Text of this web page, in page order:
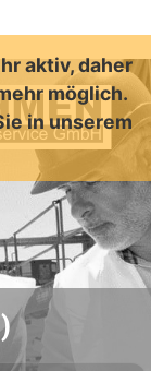
aktiv, daher
möglich.
in unserem